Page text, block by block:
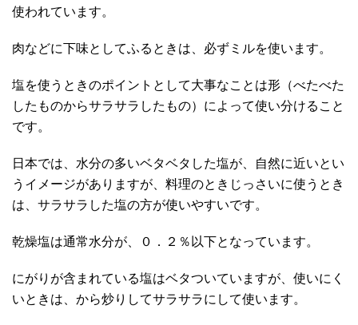
使われています。
肉などに下味としてふるときは、必ずミルを使います。
塩を使うときのポイントとして大事なことは形（べたべた
したものからサラサラしたもの）によって使い分けること
です。
日本では、水分の多いベタベタした塩が、自然に近いとい
うイメージがありますが、料理のときじっさいに使うとき
は、サラサラした塩の方が使いやすいです。
乾燥塩は通常水分が、０．２％以下となっています。
にがりが含まれている塩はベタついていますが、使いにく
いときは、から炒りしてサラサラにして使います。